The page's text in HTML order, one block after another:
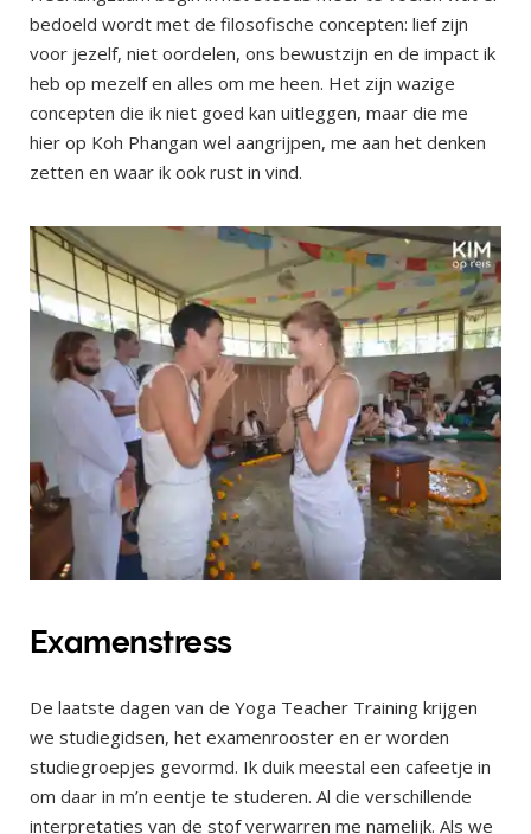
bedoeld wordt met de filosofische concepten: lief zijn
voor jezelf, niet oordelen, ons bewustzijn en de impact ik
heb op mezelf en alles om me heen. Het zijn wazige
concepten die ik niet goed kan uitleggen, maar die me
hier op Koh Phangan wel aangrijpen, me aan het denken
zetten en waar ik ook rust in vind.
Examenstress
De laatste dagen van de Yoga Teacher Training krijgen
we studiegidsen, het examenrooster en er worden
studiegroepjes gevormd. Ik duik meestal een cafeetje in
om daar in m’n eentje te studeren. Al die verschillende
interpretaties van de stof verwarren me namelijk. Als we